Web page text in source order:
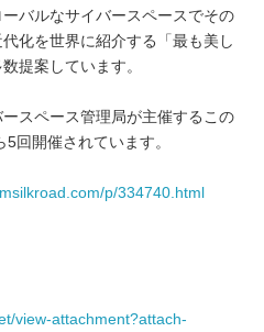
バルなサイバースペースでその
化を世界に紹介する「最も美し
提案しています。
スペース管理局が主催するこの
回開催されています。
p/334740.html
view-attachment?attach-